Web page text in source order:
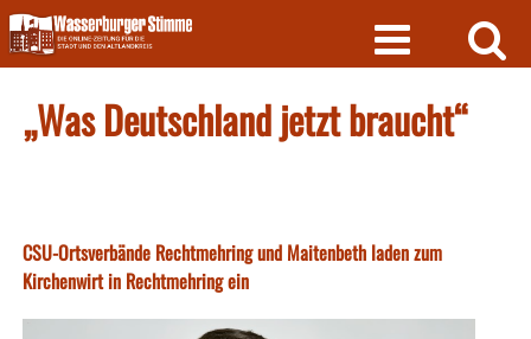
Skip
to
content
„Was Deutschland jetzt braucht“
CSU-Ortsverbände Rechtmehring und Maitenbeth laden zum
Kirchenwirt in Rechtmehring ein